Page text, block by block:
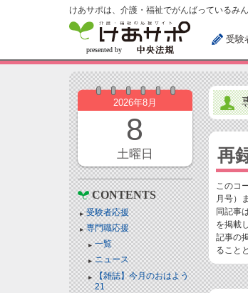
けあサポは、介護・福祉でがんばっているみ
受験
2026年8月
8
土曜日
CONTENTS
受験者応援
専門職応援
一覧
ニュース
【雑誌】今月のおはよう
21
再
このコ
月号）
同記事
を掲載
記事の
ること